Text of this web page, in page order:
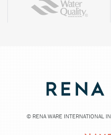
© RENA WARE INTERNATIONAL